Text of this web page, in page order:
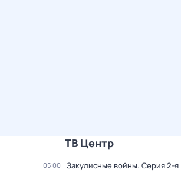
ТВ Центр
05:00 Закулисные войны. Серия 2-я